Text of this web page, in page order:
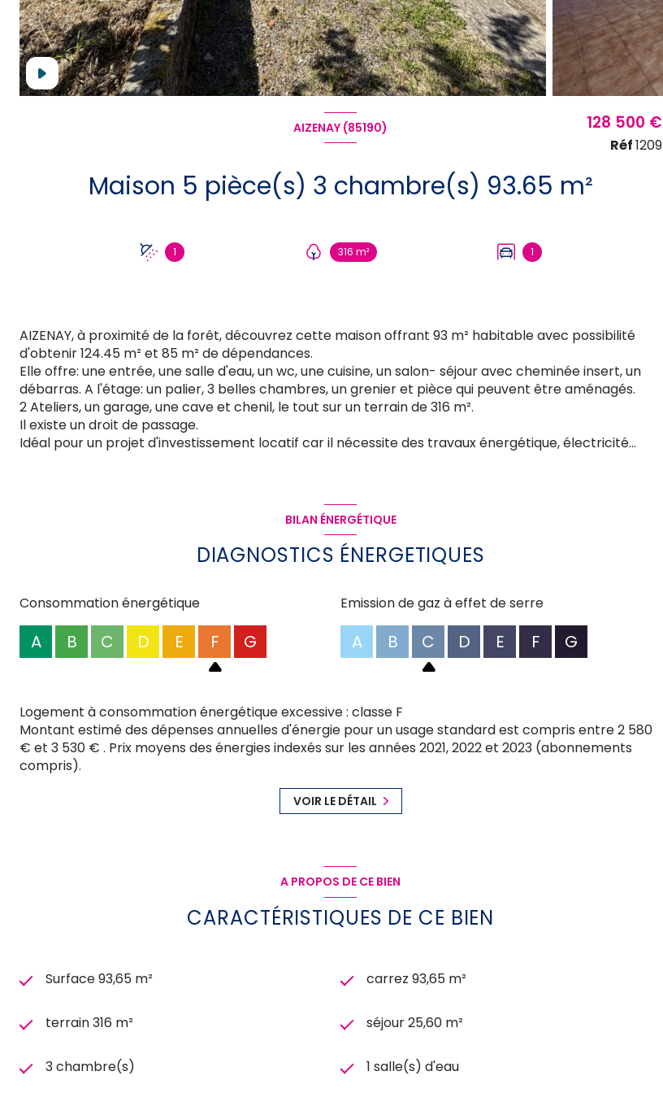
AIZENAY (85190)
Maison 5 pièce(s) 3 chambre(s) 93.65 m²
1 316 m² 1
128 500 €
Réf1209
AIZENAY, à proximité de la forêt, découvrez cette maison offrant 93 m² habitable avec possibilité
d'obtenir 124.45 m² et 85 m² de dépendances.
Elle offre: une entrée, une salle d'eau, un wc, une cuisine, un salon- séjour avec cheminée insert, un
débarras. A l'étage: un palier, 3 belles chambres, un grenier et pièce qui peuvent être aménagés.
2 Ateliers, un garage, une cave et chenil, le tout sur un terrain de 316 m².
Il existe un droit de passage.
Idéal pour un projet d'investissement locatif car il nécessite des travaux énergétique, électricité...
BILAN ÉNERGÉTIQUE
DIAGNOSTICS ÉNERGETIQUES
Consommation énergétique
A B C D E F G
Emission de gaz à effet de serre
A B C D E F G
Logement à consommation énergétique excessive : classe F
Montant estimé des dépenses annuelles d'énergie pour un usage standard est compris entre 2 580
€ et 3 530 € . Prix moyens des énergies indexés sur les années 2021, 2022 et 2023 (abonnements
compris).
VOIR LE DÉTAIL
A PROPOS DE CE BIEN
CARACTÉRISTIQUES DE CE BIEN
Surface 93,65 m² carrez 93,65 m²
terrain 316 m² séjour 25,60 m²
3 chambre(s) 1 salle(s) d'eau